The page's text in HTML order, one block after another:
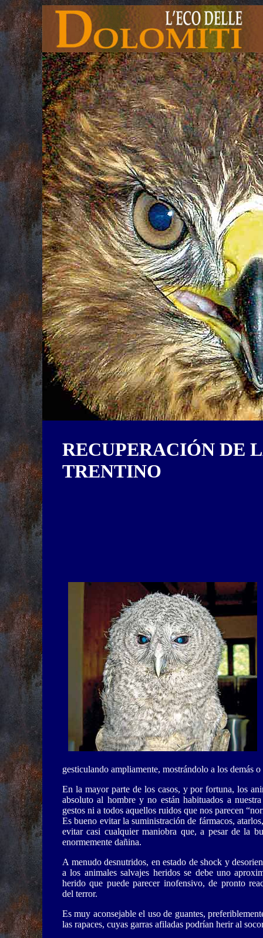
RECUPERACIÓN DE
TRENTINO
gesticulando ampliamente, mostrándolo a los demás
En la mayor parte de los casos, y por fortuna, los
absoluto al hombre y no están habituados a
gestos ni a todos aquellos ruidos que nos parecen
Es bueno evitar la suministración de fármacos,
evitar casi cualquier maniobra que, a pesar de la
enormemente dañina.
A menudo desnutridos, en estado de shock y
a los animales salvajes heridos se debe uno
herido que puede parecer inofensivo, de pronto
del terror.
Es muy aconsejable el uso de guantes,
las rapaces, cuyas garras afiladas podrían herir al